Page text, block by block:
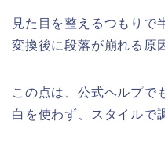
見た目を整えるつもりで
変換後に段落が崩れる原
この点は、公式ヘルプで
白を使わず、スタイルで